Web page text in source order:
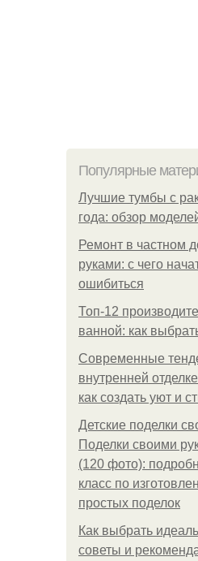
Популярные
Лучшие тумбы с
года: обзор
Ремонт в частном
руками: с чего
ошибиться
Топ-12
ванной: как
Современные
внутренней
как создать уют и
Детские поделки
Поделки своими
(120 фото):
класс по
простых поделок
Как выбрать
советы и